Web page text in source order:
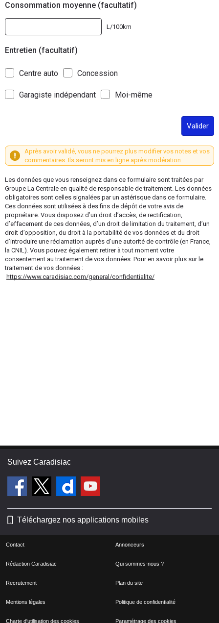
Consommation moyenne (facultatif)
L/100km
Entretien (facultatif)
Centre auto Concession
Garagiste indépendant Moi-même
Valider
Après avoir validé, vous ne pourrez plus modifier vos notes et vos
commentaires. Ils seront mis en ligne après modération.
Les données que vous renseignez dans ce formulaire sont traitées par
Groupe La Centrale en qualité de responsable de traitement. Les données
obligatoires sont celles signalées par un astérisque dans ce formulaire.
Ces données sont utilisées à des fins de dépôt de votre avis de
propriétaire. Vous disposez d’un droit d’accès, de rectification,
d’effacement de ces données, d’un droit de limitation du traitement, d’un
droit d’opposition, du droit à la portabilité de vos données et du droit
d’introduire une réclamation auprès d’une autorité de contrôle (en France,
la CNIL). Vous pouvez également retirer à tout moment votre
consentement au traitement de vos données. Pour en savoir plus sur le
traitement de vos données :
https://www.caradisiac.com/general/confidentialite/
Suivez Caradisiac
Téléchargez nos applications mobiles
Contact Annonceurs
Rédaction Caradisiac Qui sommes-nous ?
Recrutement Plan du site
Mentions légales Politique de confidentialité
Charte d'utilisation des cookies Paramétrage des cookies